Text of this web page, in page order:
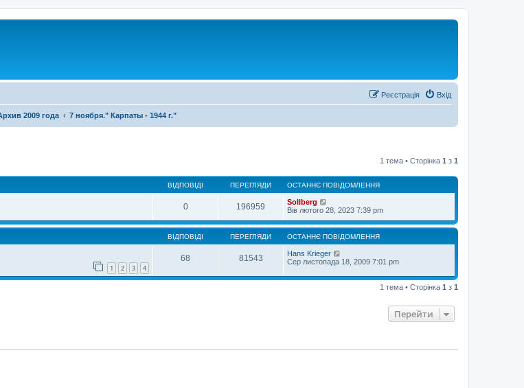
Вхід
Реєстрація
2009 года 7 ноября." Карпаты - 1944 г."
1 тема • Сторінка 1 з 1
ВІДПОВІДІ ПЕРЕГЛЯДИ ОСТАННЄ ПОВІДОМЛЕННЯ
0 196959
Sollberg
Вів лютого 28, 2023 7:39 pm
ВІДПОВІДІ ПЕРЕГЛЯДИ ОСТАННЄ ПОВІДОМЛЕННЯ
1 2 3 4
68 81543
Hans Krieger
Сер листопада 18, 2009 7:01 pm
1 тема • Сторінка 1 з 1
Перейти